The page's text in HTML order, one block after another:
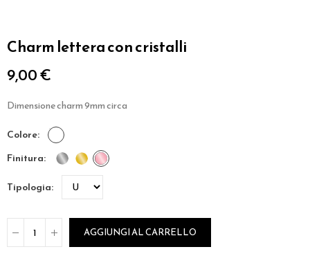
Charm lettera con cristalli
9,00 €
Dimensione charm 9mm circa
colore
finitura
tipologia
AGGIUNGI AL CARRELLO